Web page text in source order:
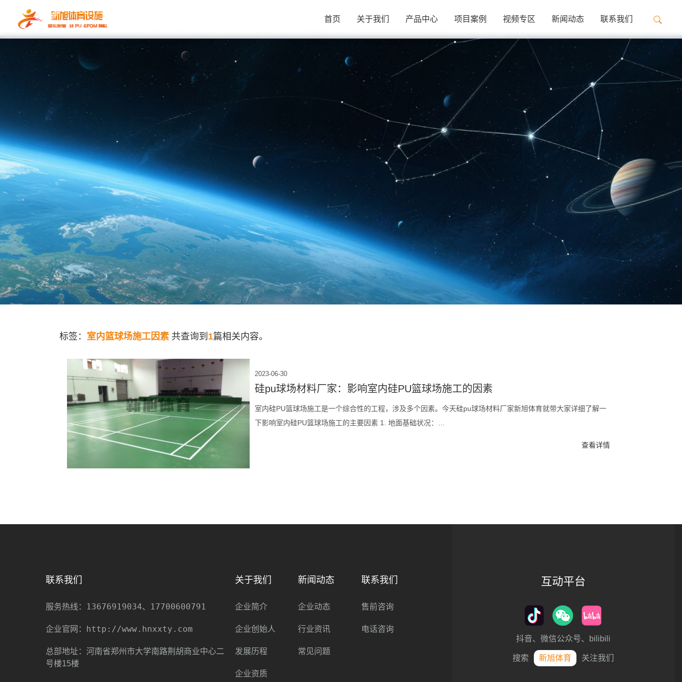
首页 关于我们 产品中心 项目案例 视频专区 新闻动态 联系我们
标签： 室内篮球场施工因素 共查询到 1篇相关内容。
2023-06-30
硅pu球场材料厂家：影响室内硅PU篮球场施工的因素
室内硅PU篮球场施工是一个综合性的工程，涉及多个因素。今天硅pu球场材料厂家新旭体育就带大家详细了解一
下影响室内硅PU篮球场施工的主要因素 1. 地面基础状况：…
查看详情
联系我们
服务热线： 13676919034、17700600791
企业官网： http://www.hnxxty.com
总部地址：河南省郑州市大学南路荆胡商业中心二
号楼15楼
关于我们
企业简介
企业创始人
发展历程
企业资质
新闻动态
企业动态
行业资讯
常见问题
联系我们
售前咨询
电话咨询
互动平台
抖音、微信公众号、bilibili
搜索 新旭体育 关注我们